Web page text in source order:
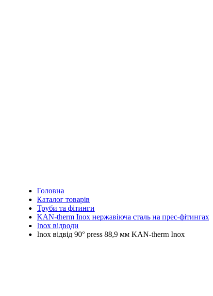
Головна
Каталог товарів
Труби та фітинги
KAN-therm Inox нержавіюча сталь на прес-фітингах
Inox відводи
Inox відвід 90° press 88,9 мм KAN-therm Inox